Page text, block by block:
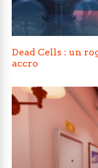
Dead Cells : un
accro